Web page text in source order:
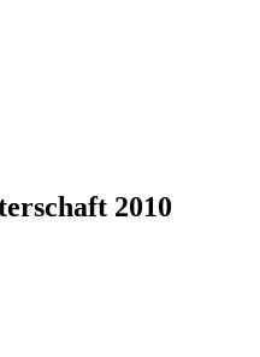
2010